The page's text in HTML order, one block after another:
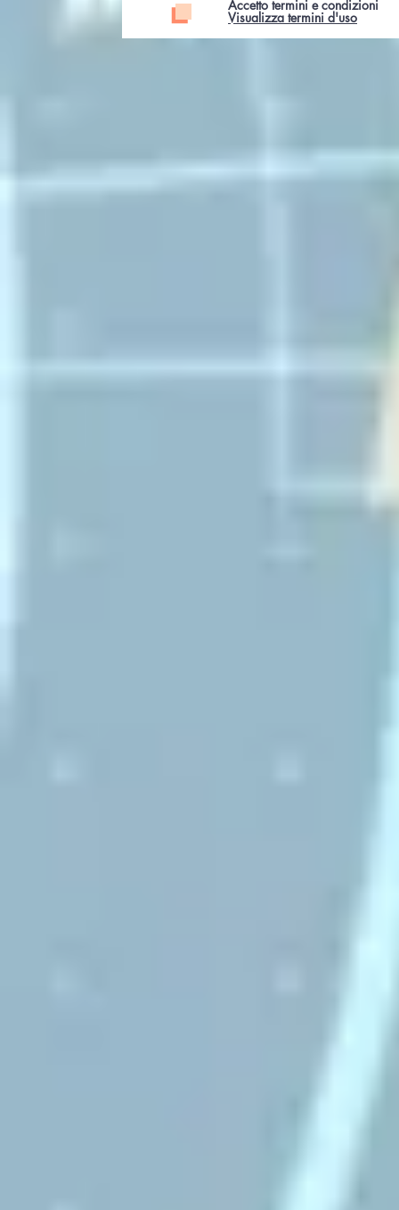
Accetto termini e condizioni
Visualizza termini d'uso